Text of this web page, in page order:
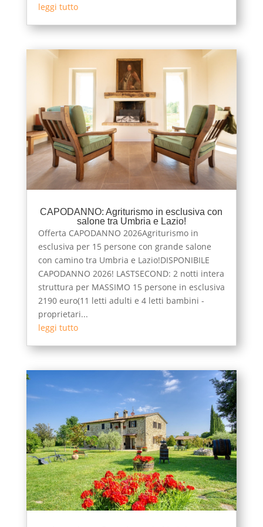
leggi tutto
CAPODANNO: Agriturismo in esclusiva con
salone tra Umbria e Lazio!
Offerta CAPODANNO 2026Agriturismo in
esclusiva per 15 persone con grande salone
con camino tra Umbria e Lazio!DISPONIBILE
CAPODANNO 2026! LASTSECOND: 2 notti intera
struttura per MASSIMO 15 persone in esclusiva
2190 euro(11 letti adulti e 4 letti bambini -
proprietari...
leggi tutto